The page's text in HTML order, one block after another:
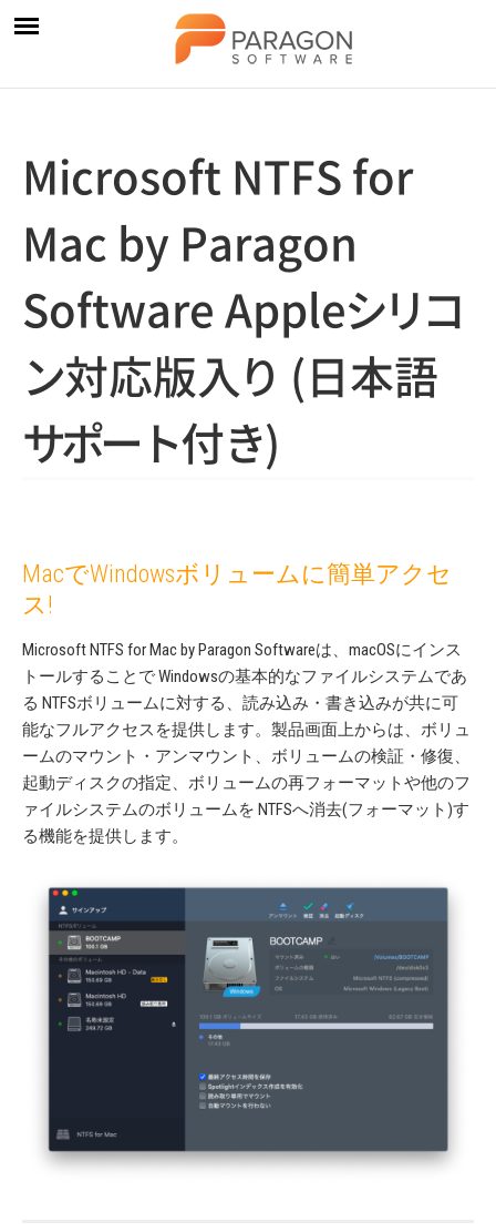
Microsoft NTFS for
Mac by Paragon
Software Appleシリ コ
ン対応版 入 り (日本語
サポート付き)
MacでWindowsボリュームに簡単アクセ
ス!
Microsoft NTFS for Mac by Paragon Softwareは、macOSにインス
トールすることで Windowsの基本的なファイルシステムであ
る NTFSボリュームに対する、読み込み・書き込みが共に可
能なフルアクセスを提供します。製品画面上からは、ボリュ
ームのマウント・アンマウント、ボリュームの検証・修復、
起動ディスクの指定、ボリュームの再フォーマットや他のフ
ァイルシステムのボリュームを NTFSへ消去(フォーマット)す
る機能を提供します。